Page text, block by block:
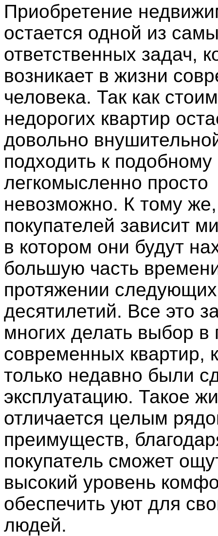
Приобретение
остается одной из
ответственных задач,
возникает в жизни
человека. Так как
недорогих квартир
довольно
подходить к подобному
легкомысленно просто
невозможно. К тому
покупателей зависит
в котором они будут
большую часть
протяжении следующих
десятилетий. Все это
многих делать выбор в
современных квартир,
только недавно были
эксплуатацию. Такое
отличается целым
преимуществ,
покупатель сможет
высокий уровень
обеспечить уют для
людей.